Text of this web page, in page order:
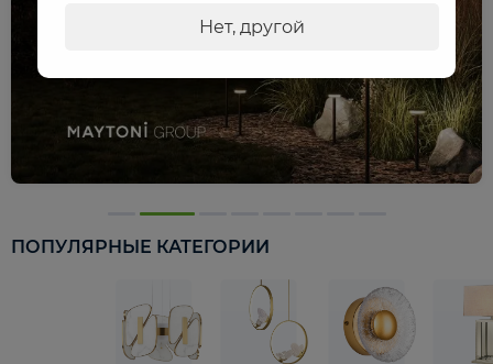
ПОПУЛЯРНЫЕ КАТЕГОРИИ
Нет, другой